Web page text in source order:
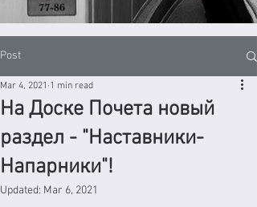
Post
На Доске Почета новый
раздел - "Наставники-
Напарники"!
Mar 4, 2021 1 min read
Updated: Mar 6, 2021